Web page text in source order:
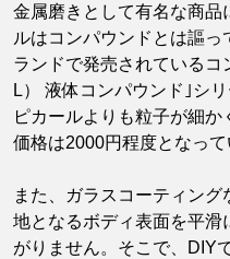
金属磨きとして有名な商品
ルはコンパウンドとは謳
ランドで発売されている
L） 液体コンパウンド｣シ
ピカールよりも粒子が細か
価格は2000円程度となって
また、ガラスコーティン
地となるボディ表面を平滑
がりません。そこで、DIY